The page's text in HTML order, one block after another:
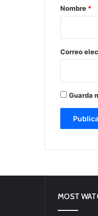
r
*
Nombre *
Correo
Guarda
MOST